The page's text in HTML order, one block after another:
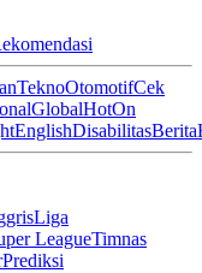
TeknoOtomotifCek
GlobalHotOn
EnglishDisabilitasBerita
Liga
LeagueTimnas
Prediksi